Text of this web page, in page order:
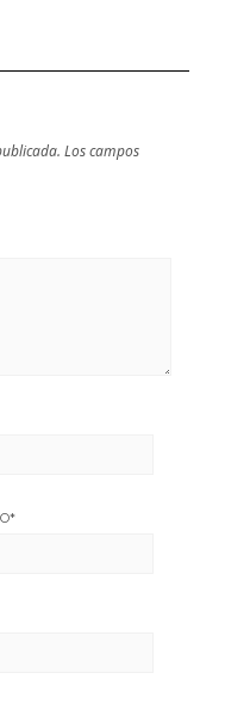
Los campos
*